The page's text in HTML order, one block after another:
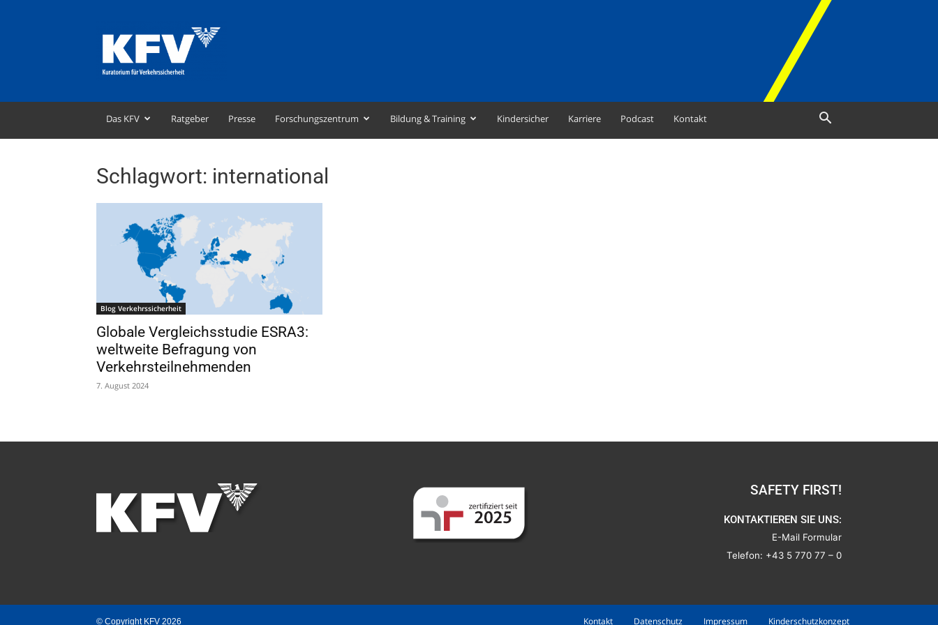
–
Kuratorium
für
Das KFV Ratgeber Presse Forschungszentrum Bildung & Training Kindersicher Karriere Podcast Kontakt
Schlagwort: international
Blog Verkehrssicherheit
Globale Vergleichsstudie ESRA3:
weltweite Befragung von
Verkehrsteilnehmenden
7. August 2024
SAFETY FIRST!
KONTAKTIEREN SIE UNS:
E-Mail Formular
Telefon: +43 5 770 77 – 0
© Copyright KFV 2026 Kontakt Datenschutz Impressum Kinderschutzkonzept